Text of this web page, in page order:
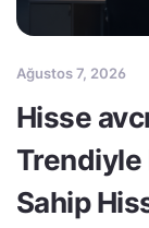
Ağustos 7, 2026
Hisse
Trendiyle
Sahip